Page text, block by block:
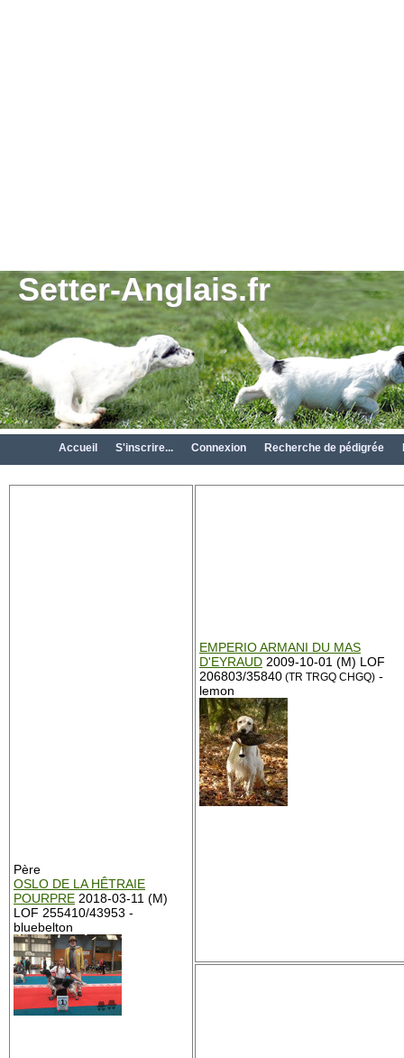
Setter-Anglais.fr
Accueil S'inscrire... Connexion Recherche de pédigrée
Père
OSLO DE LA HÊTRAIE
POURPRE 2018-03-11 (M)
LOF 255410/43953 -
bluebelton
EMPERIO ARMANI DU MAS
D'EYRAUD 2009-10-01 (M) LOF
206803/35840 (TR TRGQ CHGQ) -
lemon